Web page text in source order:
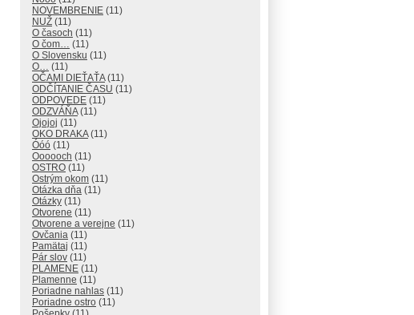
NOVEMBRENIE (11)
NUŽ (11)
O časoch (11)
O čom… (11)
O Slovensku (11)
O… (11)
OČAMI DIEŤAŤA(11)
ODČÍTANIE ČASU (11)
ODPOVEDE (11)
ODZVÁŇA(11)
Ojojoj (11)
OKO DRAKA(11)
Óóó (11)
Oooooch (11)
OSTRO (11)
Ostrým okom (11)
Otázka dňa (11)
Otázky (11)
Otvorene (11)
Otvorene a verejne (11)
Ovčania (11)
Pamätaj (11)
Pár slov (11)
PLAMENE (11)
Plamenne (11)
Poriadne nahlas (11)
Poriadne ostro (11)